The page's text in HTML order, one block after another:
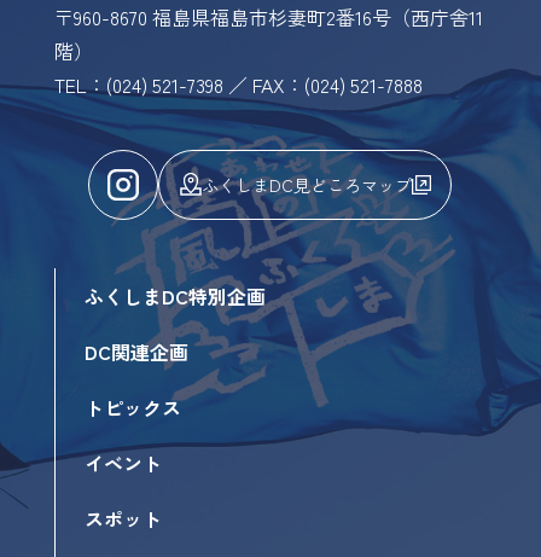
〒960-8670 福島県福島市杉妻町2番16号（西庁舎11
階）
TEL：(024) 521-7398 ／ FAX：(024) 521-7888
ふくしまDC見どころマップ
ふくしまDC特別企画
DC関連企画
トピックス
イベント
スポット